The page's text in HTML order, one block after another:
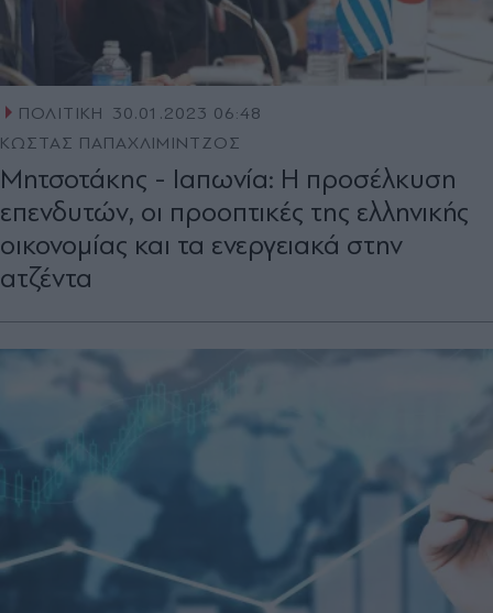
ΠΟΛΙΤΙΚΗ
30.01.2023 06:48
ΚΩΣΤΑΣ ΠΑΠΑΧΛΙΜΙΝΤΖΟΣ
Μητσοτάκης - Ιαπωνία: Η προσέλκυση
επενδυτών, οι προοπτικές της ελληνικής
οικονομίας και τα ενεργειακά στην
ατζέντα